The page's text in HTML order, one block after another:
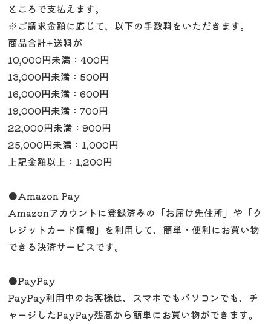
ところで支払えます。
※ご請求金額に応じて、以下の手数料をいただきます。
商品合計+送料が
10,000円未満：400円
13,000円未満：500円
16,000円未満：600円
19,000円未満：700円
22,000円未満：900円
25,000円未満：1,000円
上記金額以上：1,200円
●Amazon Pay
Amazonアカウントに登録済みの「お届け先住所」や「ク
レジットカード情報」を利用して、簡単・便利にお買い物
できる決済サービスです。
●PayPay
PayPay利用中のお客様は、スマホでもパソコンでも、チ
ャージしたPayPay残高から簡単にお買い物ができます。